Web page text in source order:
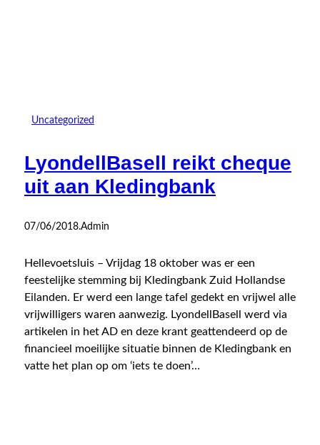
Uncategorized
LyondellBasell reikt cheque
uit aan Kledingbank
07/06/2018.Admin
Hellevoetsluis – Vrijdag 18 oktober was er een
feestelijke stemming bij Kledingbank Zuid Hollandse
Eilanden. Er werd een lange tafel gedekt en vrijwel alle
vrijwilligers waren aanwezig. LyondellBasell werd via
artikelen in het AD en deze krant geattendeerd op de
financieel moeilijke situatie binnen de Kledingbank en
vatte het plan op om ‘iets te doen’…